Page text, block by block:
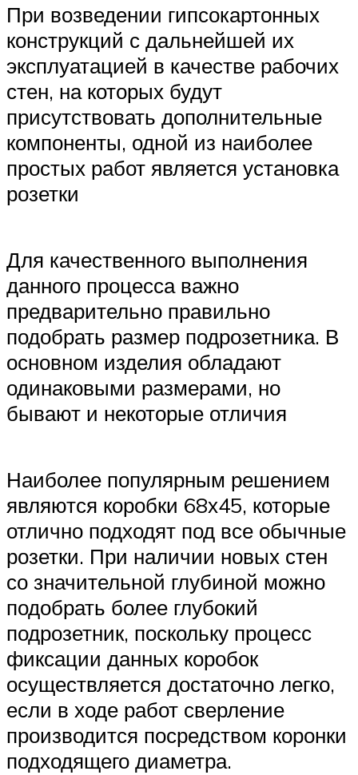
При возведении гипсокартонных
конструкций с дальнейшей их
эксплуатацией в качестве рабочих
стен, на которых будут
присутствовать дополнительные
компоненты, одной из наиболее
простых работ является установка
розетки
Для качественного выполнения
данного процесса важно
предварительно правильно
подобрать размер подрозетника. В
основном изделия обладают
одинаковыми размерами, но
бывают и некоторые отличия
Наиболее популярным решением
являются коробки 68х45, которые
отлично подходят под все обычные
розетки. При наличии новых стен
со значительной глубиной можно
подобрать более глубокий
подрозетник, поскольку процесс
фиксации данных коробок
осуществляется достаточно легко,
если в ходе работ сверление
производится посредством коронки
подходящего диаметра.